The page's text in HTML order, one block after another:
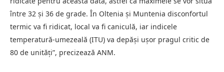
între 32 şi 36 de grade. În Oltenia şi Muntenia disconfortul
termic va fi ridicat, local va fi caniculă, iar indicele
temperatură-umezeală (ITU) va depăşi uşor pragul critic de
80 de unităţi”, precizează ANM.